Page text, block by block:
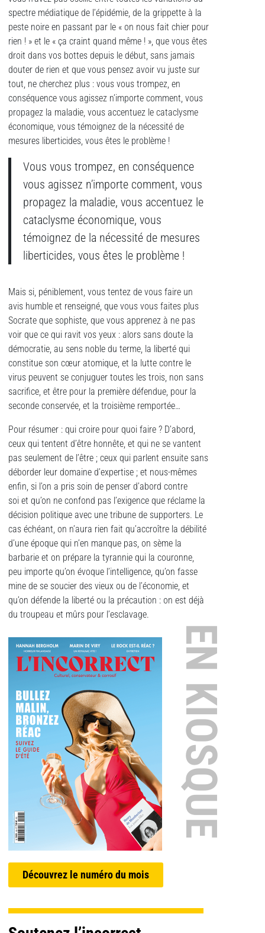
spectre médiatique de l’épidémie, de la grippette à la
peste noire en passant par le « on nous fait chier pour
rien ! » et le « ça craint quand même ! », que vous êtes
droit dans vos bottes depuis le début, sans jamais
douter de rien et que vous pensez avoir vu juste sur
tout, ne cherchez plus : vous vous trompez, en
conséquence vous agissez n’importe comment, vous
propagez la maladie, vous accentuez le cataclysme
économique, vous témoignez de la nécessité de
mesures liberticides, vous êtes le problème !
Vous vous trompez, en conséquence
vous agissez n’importe comment, vous
propagez la maladie, vous accentuez le
cataclysme économique, vous
témoignez de la nécessité de mesures
liberticides, vous êtes le problème !
Mais si, péniblement, vous tentez de vous faire un
avis humble et renseigné, que vous vous faites plus
Socrate que sophiste, que vous apprenez à ne pas
voir que ce qui ravit vos yeux : alors sans doute la
démocratie, au sens noble du terme, la liberté qui
constitue son cœur atomique, et la lutte contre le
virus peuvent se conjuguer toutes les trois, non sans
sacrifice, et être pour la première défendue, pour la
seconde conservée, et la troisième remportée…
Pour résumer : qui croire pour quoi faire ? D’abord,
ceux qui tentent d’être honnête, et qui ne se vantent
pas seulement de l’être ; ceux qui parlent ensuite sans
déborder leur domaine d’expertise ; et nous-mêmes
enfin, si l’on a pris soin de penser d’abord contre
soi et qu’on ne confond pas l’exigence que réclame la
décision politique avec une tribune de supporters. Le
cas échéant, on n’aura rien fait qu’accroître la débilité
d’une époque qui n’en manque pas, on sème la
barbarie et on prépare la tyrannie qui la couronne,
peu importe qu’on évoque l’intelligence, qu’on fasse
mine de se soucier des vieux ou de l’économie, et
qu’on défende la liberté ou la précaution : on est déjà
du troupeau et mûrs pour l’esclavage.
EN KIOSQUE
Découvrez le numéro du mois